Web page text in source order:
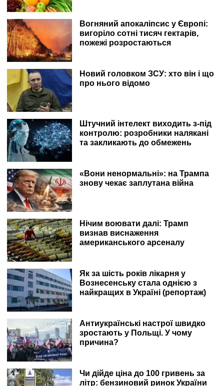
Вогняний апокаліпсис у Європі:
вигоріло сотні тисяч гектарів,
пожежі розростаються
Новий головком ЗСУ: хто він і що
про нього відомо
Штучний інтелект виходить з-під
контролю: розробники налякані
та закликають до обмежень
«Вони ненормальні»: на Трампа
знову чекає заплутана війна
Нічим воювати далі: Трамп
визнав виснаження
американського арсеналу
Як за шість років лікарня у
Вознесенську стала однією з
найкращих в Україні (репортаж)
Антиукраїнські настрої швидко
зростають у Польщі. У чому
причина?
Чи дійде ціна до 100 гривень за
літр: бензиновий ринок України